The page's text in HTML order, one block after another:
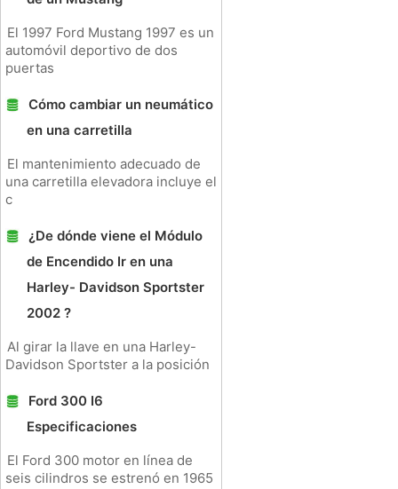
El 1997 Ford Mustang 1997 es un
automóvil deportivo de dos
puertas
Cómo cambiar un neumático
en una carretilla
El mantenimiento adecuado de
una carretilla elevadora incluye el
c
¿De dónde viene el Módulo
de Encendido Ir en una
Harley- Davidson Sportster
2002 ?
Al girar la llave en una Harley-
Davidson Sportster a la posición
Ford 300 I6
Especificaciones
El Ford 300 motor en línea de
seis cilindros se estrenó en 1965